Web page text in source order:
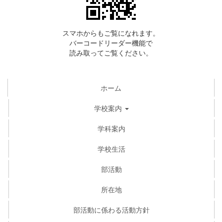
スマホからもご覧になれます。
バーコードリーダー機能で
読み取ってご覧ください。
ホーム
学校案内
学科案内
学校生活
部活動
所在地
部活動に係わる活動方針